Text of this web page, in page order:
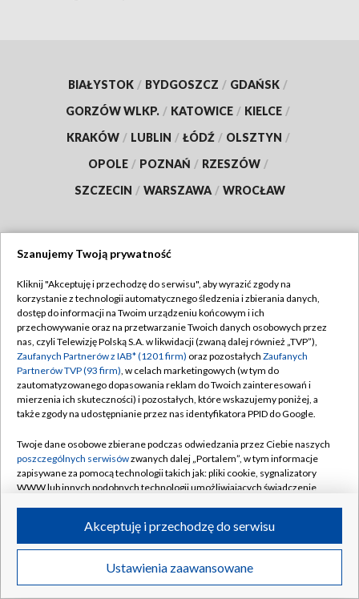
BIAŁYSTOK / BYDGOSZCZ / GDAŃSK /
GORZÓW WLKP. / KATOWICE / KIELCE /
KRAKÓW / LUBLIN / ŁÓDŹ / OLSZTYN /
OPOLE / POZNAŃ / RZESZÓW /
SZCZECIN / WARSZAWA / WROCŁAW
TVP
Abonament TVP
Emisja w TVP
Centrum informacji TVP
Naziemna Telewizja Cyfrowa
Rada Programowa
System NOS
Informacje o nadawcy
Program dla prasy
Ogłoszenie przetargowe
Regulamin TVP
Polityka prywatności
Moje zgody
Pomoc
Kontakt
Kanały
©2026 Telewizja Polska S.A. w likwidacji
Szanujemy Twoją prywatność
Kliknij "Akceptuję i przechodzę do serwisu", aby wyrazić zgody na
korzystanie z technologii automatycznego śledzenia i zbierania danych,
dostęp do informacji na Twoim urządzeniu końcowym i ich
przechowywanie oraz na przetwarzanie Twoich danych osobowych przez
nas, czyli Telewizję Polską S.A. w likwidacji (zwaną dalej również „TVP”),
Zaufanych Partnerów z IAB* (1201 firm) oraz pozostałych Zaufanych
Partnerów TVP (93 firm), w celach marketingowych (w tym do
zautomatyzowanego dopasowania reklam do Twoich zainteresowań i
mierzenia ich skuteczności) i pozostałych, które wskazujemy poniżej, a
także zgody na udostępnianie przez nas identyfikatora PPID do Google.
Twoje dane osobowe zbierane podczas odwiedzania przez Ciebie naszych
poszczególnych serwisówzwanych dalej „Portalem”, w tym informacje
zapisywane za pomocą technologii takich jak: pliki cookie, sygnalizatory
WWW lub innych podobnych technologii umożliwiających świadczenie
ruchu w Internecie.
Twoje dane osobowe zbierane podczas odwiedzania przez Ciebie
poszczególnych serwisówna Portalu, takie jak adresy IP, identyfikatory
Ustawienia zaawansowane
Akceptuję i przechodzę do serwisu